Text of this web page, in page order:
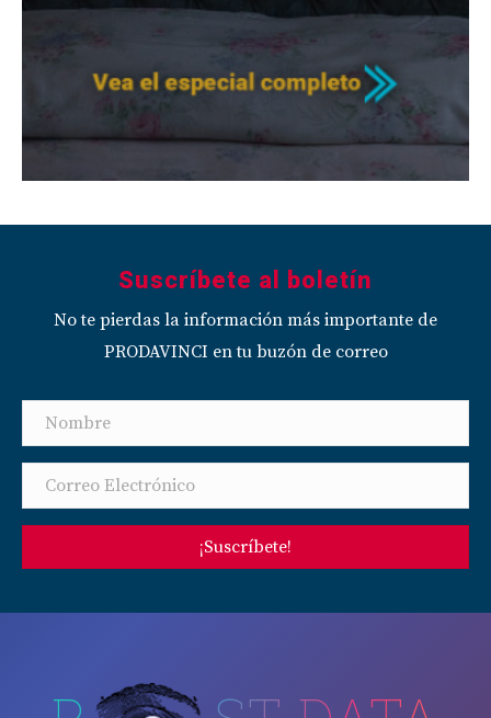
Suscríbete al boletín
No te pierdas la información más importante de
PRODAVINCI en tu buzón de correo
¡Suscríbete!